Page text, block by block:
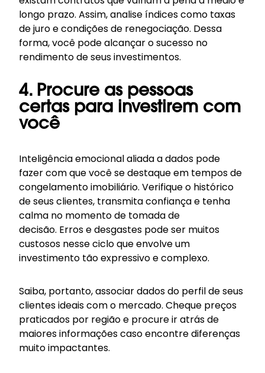
longo prazo. Assim, analise índices como taxas
de juro e condições de renegociação. Dessa
forma, você pode alcançar o sucesso no
rendimento de seus investimentos.
4. Procure as pessoas
certas para investirem com
você
Inteligência emocional aliada a dados pode
fazer com que você se destaque em tempos de
congelamento imobiliário. Verifique o histórico
de seus clientes, transmita confiança e tenha
calma no momento de tomada de
decisão. Errose desgastes pode ser muitos
custosos nesse ciclo que envolve um
investimento tão expressivo e complexo.
Saiba, portanto, associar dados do perfil de seus
clientes ideais com o mercado. Cheque preços
praticados por região e procure ir atrás de
maiores informações caso encontre diferenças
muito impactantes.